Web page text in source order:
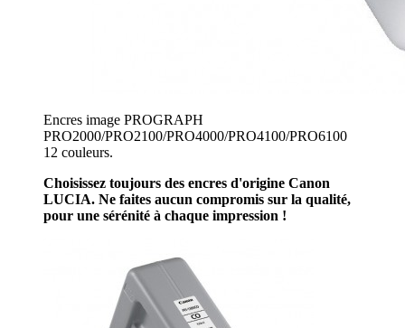
Encres image PROGRAPH
PRO2000/PRO2100/PRO4000/PRO4100/PRO6100
12 couleurs.
Choisissez toujours des encres d'origine Canon
LUCIA. Ne faites aucun compromis sur la qualité,
pour une sérénité à chaque impression !